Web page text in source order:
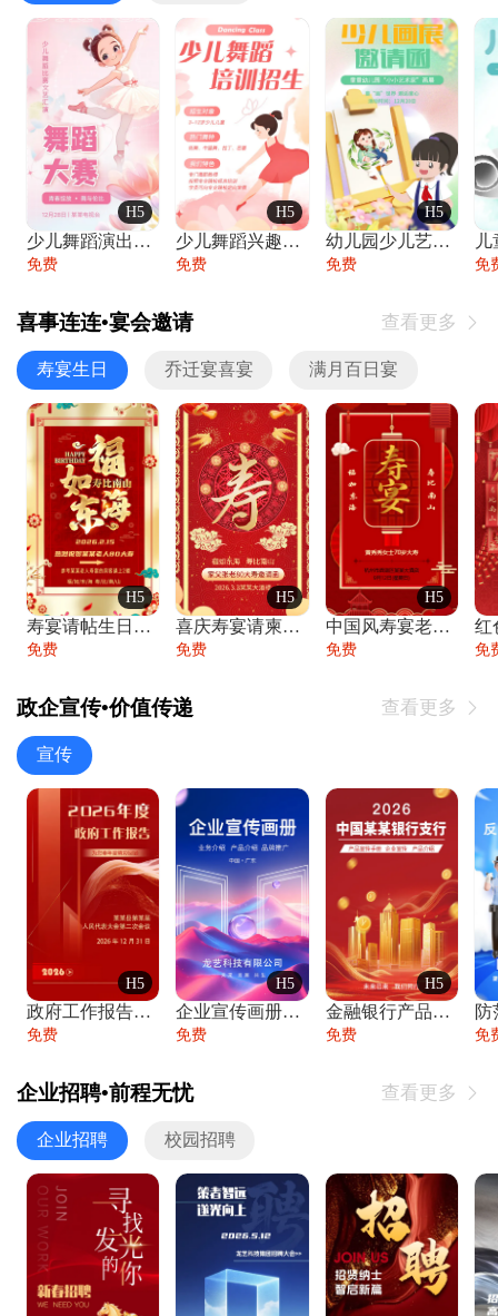
H5
少儿舞蹈演出舞蹈比赛跳舞大赛文艺汇演活动
免费
H5
少儿舞蹈兴趣班艺术培训学校招生宣传
免费
H5
幼儿园少儿艺术展览绘画展摄影作品展美术展
免费 免
喜事连连•宴会邀请 查看更多 
寿宴生日 乔迁宴喜宴 满月百日宴
H5
寿宴请帖生日宴邀请函老人寿星生日快乐祝寿
免费
H5
喜庆寿宴请柬老人生日宴会邀请函请柬过大寿
免费
H5
中国风寿宴老人生日宴会邀请函寿宴请帖请柬
免费 免
政企宣传•价值传递 查看更多 
宣传
H5
政府工作报告政府年终工作总结
免费
H5
企业宣传画册公司简介产品介绍业务宣传手册
免费
H5
金融银行产品宣传手册企业宣传产品介绍
免费
防
免
企业招聘•前程无忧 查看更多 
企业招聘 校园招聘